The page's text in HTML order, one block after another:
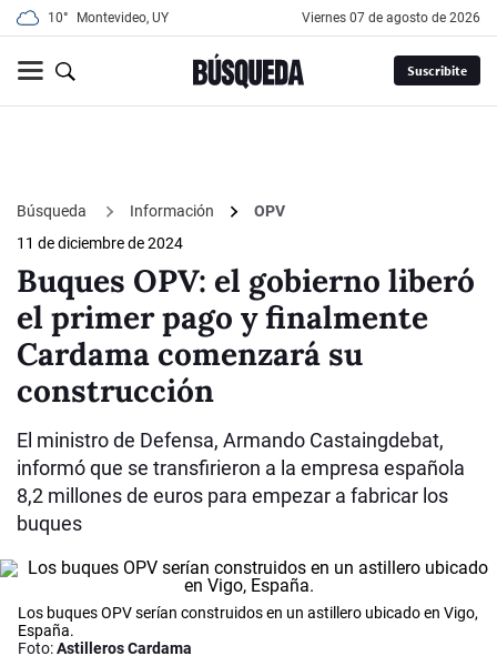
10° Montevideo, UY viernes 07 de agosto de 2026
Suscribite
Búsqueda Información
OPV
11 de diciembre de 2024
Buques OPV: el gobierno liberó
el primer pago y finalmente
Cardama comenzará su
construcción
El ministro de Defensa, Armando Castaingdebat,
informó que se transfirieron a la empresa española
8,2 millones de euros para empezar a fabricar los
buques
Los buques OPV serían construidos en un astillero ubicado en Vigo,
España.
Foto:Astilleros Cardama